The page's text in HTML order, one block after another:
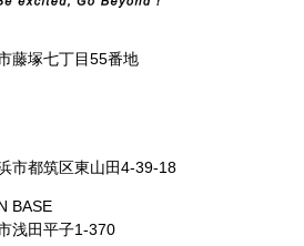
藤塚七丁目55番地
市都筑区東山田4-39-18
BASE
浅田平子1-370